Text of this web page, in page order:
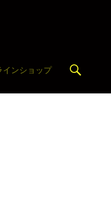
インショップ